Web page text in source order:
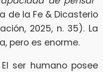
de la Fe & Dicasterio
2025, n. 35). La
pero es enorme.
El ser humano posee